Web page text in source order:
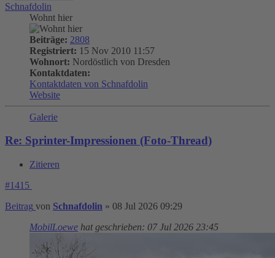
Schnafdolin
Wohnt hier
Beiträge: 2808
Registriert: 15 Nov 2010 11:57
Wohnort: Nordöstlich von Dresden
Kontaktdaten:
Kontaktdaten von Schnafdolin
Website
Galerie
Re: Sprinter-Impressionen (Foto-Thread)
Zitieren
#1415
Beitrag von Schnafdolin » 08 Jul 2026 09:29
MobilLoewe hat geschrieben: 07 Jul 2026 23:45